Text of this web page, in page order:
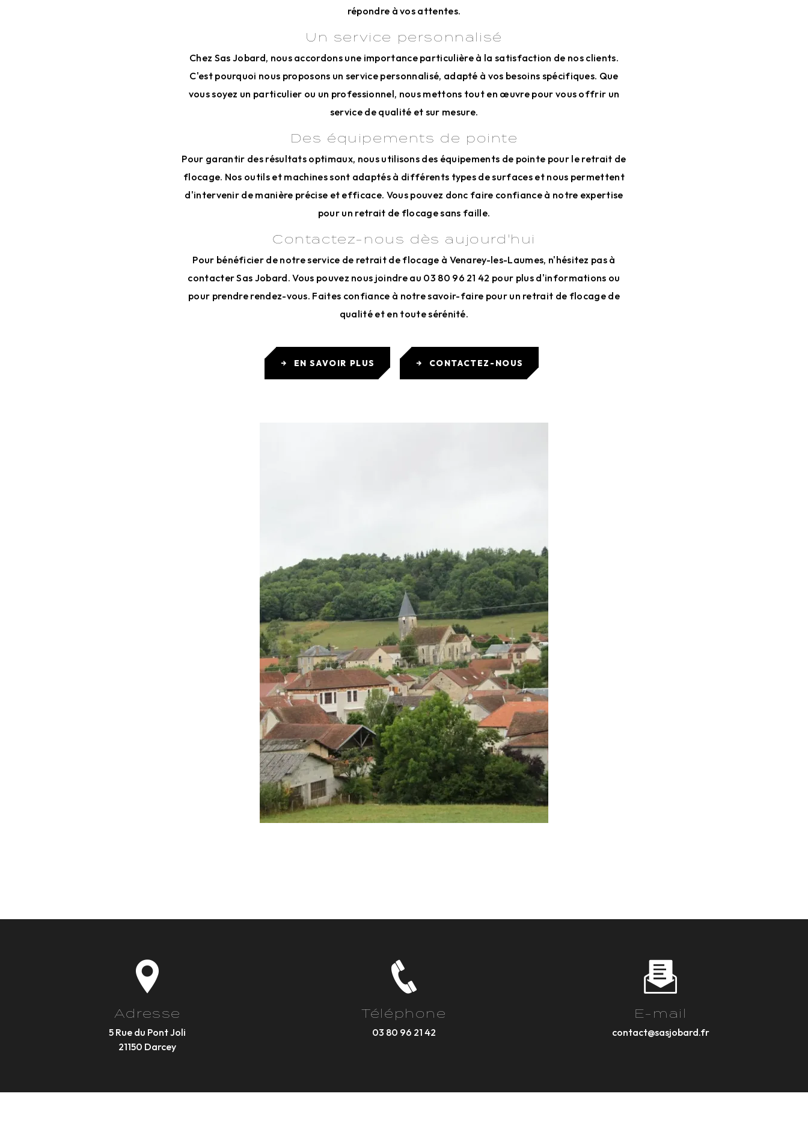
répondre à vos attentes.
Un service personnalisé
Chez Sas Jobard, nous accordons une importance particulière à la satisfaction de nos clients.
C'est pourquoi nous proposons un service personnalisé, adapté à vos besoins spécifiques. Que
vous soyez un particulier ou un professionnel, nous mettons tout en œuvre pour vous offrir un
service de qualité et sur mesure.
Des équipements de pointe
Pour garantir des résultats optimaux, nous utilisons des équipements de pointe pour le retrait de
flocage. Nos outils et machines sont adaptés à différents types de surfaces et nous permettent
d'intervenir de manière précise et efficace. Vous pouvez donc faire confiance à notre expertise
pour un retrait de flocage sans faille.
Contactez-nous dès aujourd'hui
Pour bénéficier de notre service de retrait de flocage à Venarey-les-Laumes, n'hésitez pas à
contacter Sas Jobard. Vous pouvez nous joindre au 03 80 96 21 42 pour plus d'informations ou
pour prendre rendez-vous. Faites confiance à notre savoir-faire pour un retrait de flocage de
qualité et en toute sérénité.
EN SAVOIR PLUS CONTACTEZ-NOUS
Adresse
5 Rue du Pont Joli
21150 Darcey
Téléphone
03 80 96 21 42
E-mail
contact@sasjobard.fr